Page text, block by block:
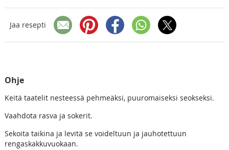
Jaa resepti
Ohje
Keitä taatelit nesteessä pehmeäksi, puuromaiseksi seokseksi.
Vaahdota rasva ja sokerit.
Sekoita taikina ja levitä se voideltuun ja jauhotettuun
rengaskakkuvuokaan.